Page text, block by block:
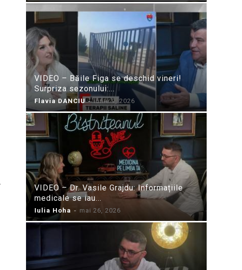
VIDEO – Băile Figa se deschid vineri!
Surpriza sezonului:...
Flavia DANCIU - iunie 9, 2026
VIDEO – Dr. Vasile Grajdu: Informațiile
medicale se iau...
Iulia Hoha - mai 26, 2026